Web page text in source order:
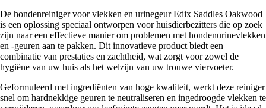
De hondenreiniger voor vlekken en urinegeur Edix Saddles Oakwood
is een oplossing speciaal ontworpen voor huisdierbezitters die op zoek
zijn naar een effectieve manier om problemen met hondenurinevlekken
en -geuren aan te pakken. Dit innovatieve product biedt een
combinatie van prestaties en zachtheid, wat zorgt voor zowel de
hygiëne van uw huis als het welzijn van uw trouwe viervoeter.
Geformuleerd met ingrediënten van hoge kwaliteit, werkt deze reiniger
snel om hardnekkige geuren te neutraliseren en ingedroogde vlekken te